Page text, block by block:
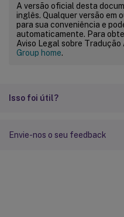
A versão oficial desta
inglês. Qualquer versão em
para sua conveniência e
automaticamente. Para
Aviso Legal sobre
Group home.
Isso foi útil?
Envie-nos o seu feedback